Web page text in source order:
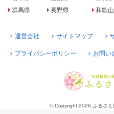
群馬県
長野県
和歌
運営会社 サイトマップ
プライバシーポリシー お問い
© Copyright 2026 ふるさと